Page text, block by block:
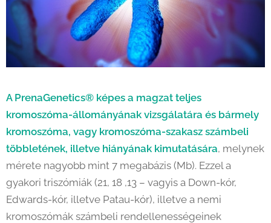
APrenaGenetics® képes a magzat teljes
kromoszóma-állományának vizsgálatára és bármely
kromoszóma, vagy kromoszóma-szakasz számbeli
többletének, illetve hiányának kimutatására, melynek
mérete nagyobb mint 7 megabázis (Mb). Ezzel a
gyakori triszómiák (21, 18 ,13 – vagyis a Down-kór,
Edwards-kór, illetve Patau-kór), illetve a nemi
kromoszómák számbeli rendellenességeinek